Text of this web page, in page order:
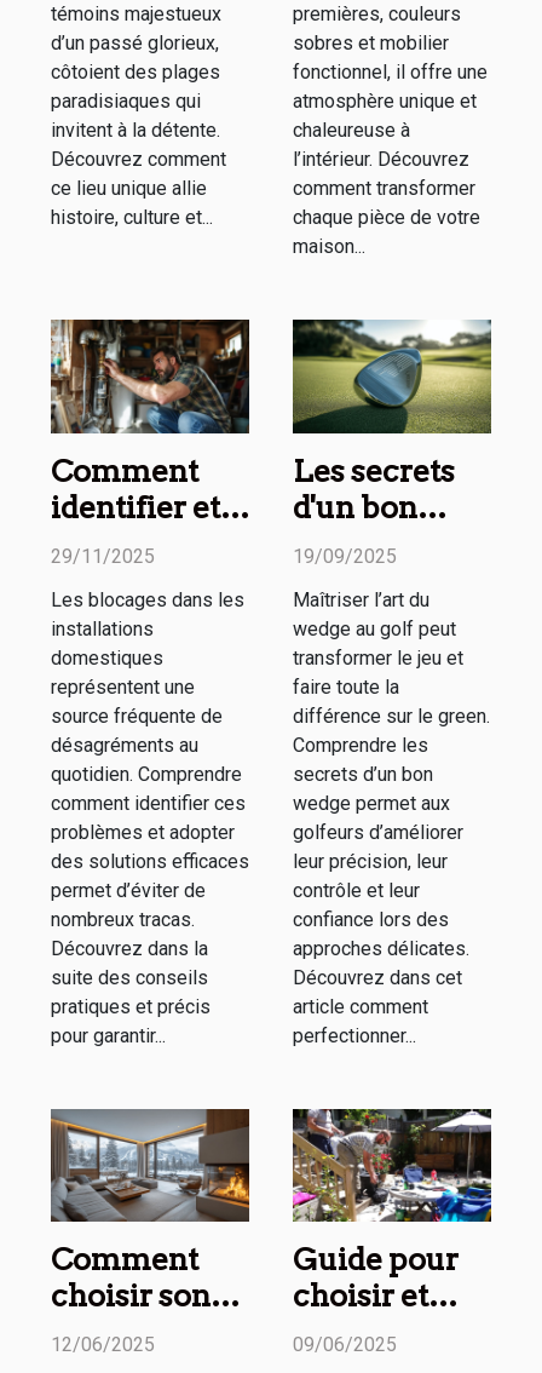
témoins majestueux
d’un passé glorieux,
côtoient des plages
paradisiaques qui
invitent à la détente.
Découvrez comment
ce lieu unique allie
histoire, culture et...
premières, couleurs
sobres et mobilier
fonctionnel, il offre une
atmosphère unique et
chaleureuse à
l’intérieur. Découvrez
comment transformer
chaque pièce de votre
maison...
Comment
identifier et
résoudre les
vos
installations
domestiques
?
29/11/2025
Les blocages dans les
installations
domestiques
représentent une
source fréquente de
désagréments au
quotidien. Comprendre
comment identifier ces
problèmes et adopter
des solutions efficaces
permet d’éviter de
nombreux tracas.
Découvrez dans la
suite des conseils
pratiques et précis
pour garantir...
Les secrets
d'un bon
wedge
ligne
19/09/2025
Maîtriser l’art du
wedge au golf peut
transformer le jeu et
faire toute la
différence sur le green.
Comprendre les
secrets d’un bon
wedge permet aux
golfeurs d’améliorer
leur précision, leur
contrôle et leur
confiance lors des
approches délicates.
Découvrez dans cet
article comment
perfectionner...
Comment
choisir son
appartement
12/06/2025
Guide pour
choisir et
installer un
09/06/2025